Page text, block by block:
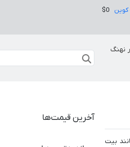
$0
نهنگ
بیت
آخرین قیمت‌ها